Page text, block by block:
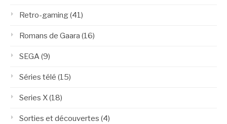
Retro-gaming(41)
Romans de Gaara (16)
SEGA(9)
Séries télé (15)
Series X(18)
Sorties et découvertes (4)